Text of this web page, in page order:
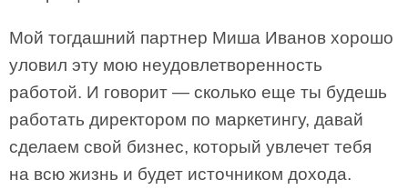
Мой тогдашний партнер Миша Иванов хорошо
уловил эту мою неудовлетворенность
работой. И говорит — сколько еще ты будешь
работать директором по маркетингу, давай
сделаем свой бизнес, который увлечет тебя
на всю жизнь и будет источником дохода.